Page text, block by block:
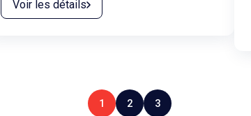
Voir les détails
1 2 3